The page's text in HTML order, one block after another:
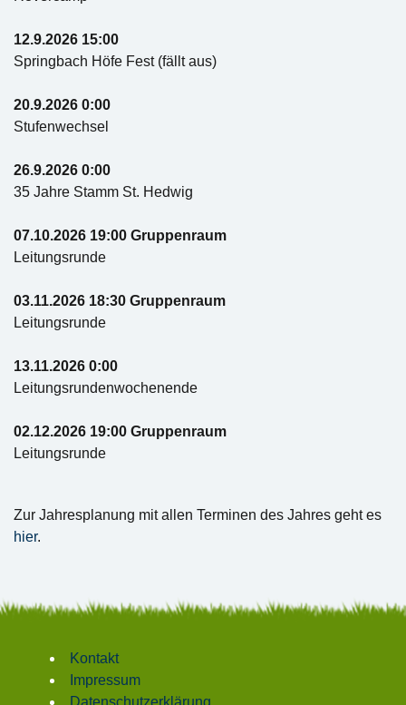
12.9.2026 15:00
Springbach Höfe Fest (fällt aus)
20.9.2026 0:00
Stufenwechsel
26.9.2026 0:00
35 Jahre Stamm St. Hedwig
07.10.2026 19:00 Gruppenraum
Leitungsrunde
03.11.2026 18:30 Gruppenraum
Leitungsrunde
13.11.2026 0:00
Leitungsrundenwochenende
02.12.2026 19:00 Gruppenraum
Leitungsrunde
Zur Jahresplanung mit allen Terminen des Jahres geht es
hier.
Kontakt
Impressum